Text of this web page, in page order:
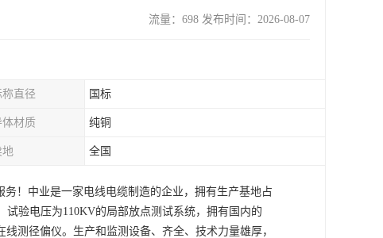
流量：698 发布时间：2026-08-07
直径 国标
体材质 纯铜
地 全国
！中业是一家电线电缆制造的企业，拥有生产基地占
验电压为110KV的局部放点测试系统，拥有国内的
测径偏仪。生产和监测设备、齐全、技术力量雄厚，